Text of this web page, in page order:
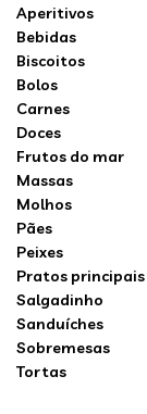
Aperitivos
Bebidas
Biscoitos
Bolos
Carnes
Doces
Frutos do mar
Massas
Molhos
Pães
Peixes
Pratos principais
Salgadinho
Sanduíches
Sobremesas
Tortas